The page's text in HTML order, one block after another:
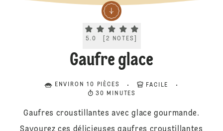
Current rating 5.0. Click to rate.
5.0 2 NOTES
Gaufre glace
ENVIRON 10 PIÈCES
FACILE
30 MINUTES
Gaufres croustillantes avec glace gourmande.